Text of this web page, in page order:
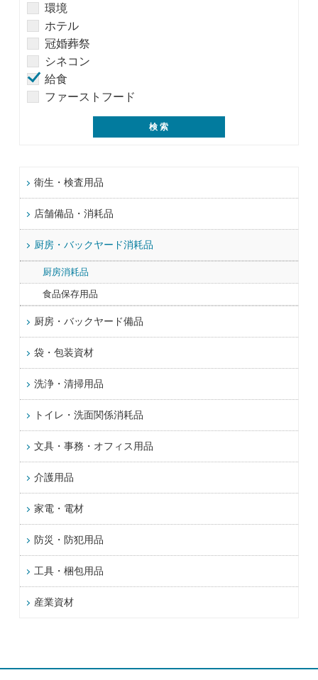
環境
ホテル
冠婚葬祭
シネコン
給食
ファーストフード
衛生・検査用品
店舗備品・消耗品
厨房・バックヤード消耗品
厨房消耗品
食品保存用品
厨房・バックヤード備品
袋・包装資材
洗浄・清掃用品
トイレ・洗面関係消耗品
文具・事務・オフィス用品
介護用品
家電・電材
防災・防犯用品
工具・梱包用品
産業資材